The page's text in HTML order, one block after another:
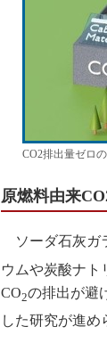
CO2排出量ゼロ
原燃料由来
ソーダ石灰ガ
ウムや炭酸ナト
CO2の排出が避
した研究が進め